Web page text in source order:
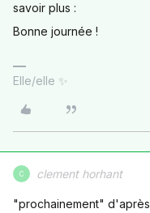
savoir plus :
Bonne journée !
Elle/elle ✨
C clement horhant
"prochainement"